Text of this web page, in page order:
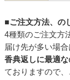
■ご注文方法、の
4種類のご注文方
届け先が多い場合
香典返しに最適
ておりますので、